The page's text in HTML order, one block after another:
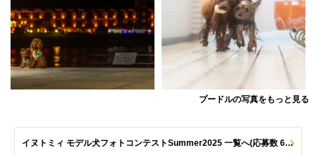
プードルの写真をもっと見る
イヌトミィ モデル犬フォトコンテストSummer2025 一覧へ(応募数 651枚)